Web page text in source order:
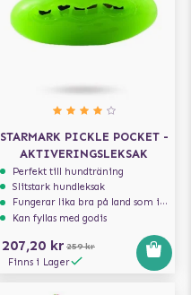
STARMARK PICKLE POCKET -
AKTIVERINGSLEKSAK
Perfekt till hundträning
Slitstark hundleksak
Fungerar lika bra på land som i vatten
Kan fyllas med godis
207,20 kr 259 kr
Finns i Lager